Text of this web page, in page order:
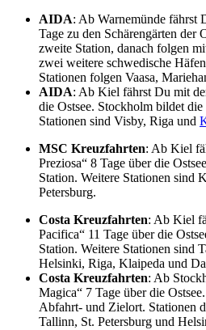
AIDA: Ab Warnemünde fährst
Tage zu den Schärengärten der
zweite Station, danach folgen
zwei weitere schwedische
Stationen folgen Vaasa,
AIDA: Ab Kiel fährst Du mit
die Ostsee. Stockholm bildet die
Stationen sind Visby, Riga und
MSC Kreuzfahrten: Ab Kiel
Preziosa“ 8 Tage über die
Station. Weitere Stationen sind
Petersburg.
Costa Kreuzfahrten: Ab Kiel
Pacifica“ 11 Tage über die
Station. Weitere Stationen sind
Helsinki, Riga, Klaipeda und
Costa Kreuzfahrten: Ab
Magica“ 7 Tage über die
Abfahrt- und Zielort. Stationen
Tallinn, St. Petersburg und